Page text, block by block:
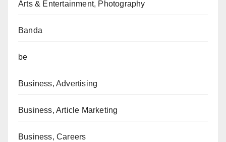
Arts & Entertainment, Photography
Banda
be
Business, Advertising
Business, Article Marketing
Business, Careers